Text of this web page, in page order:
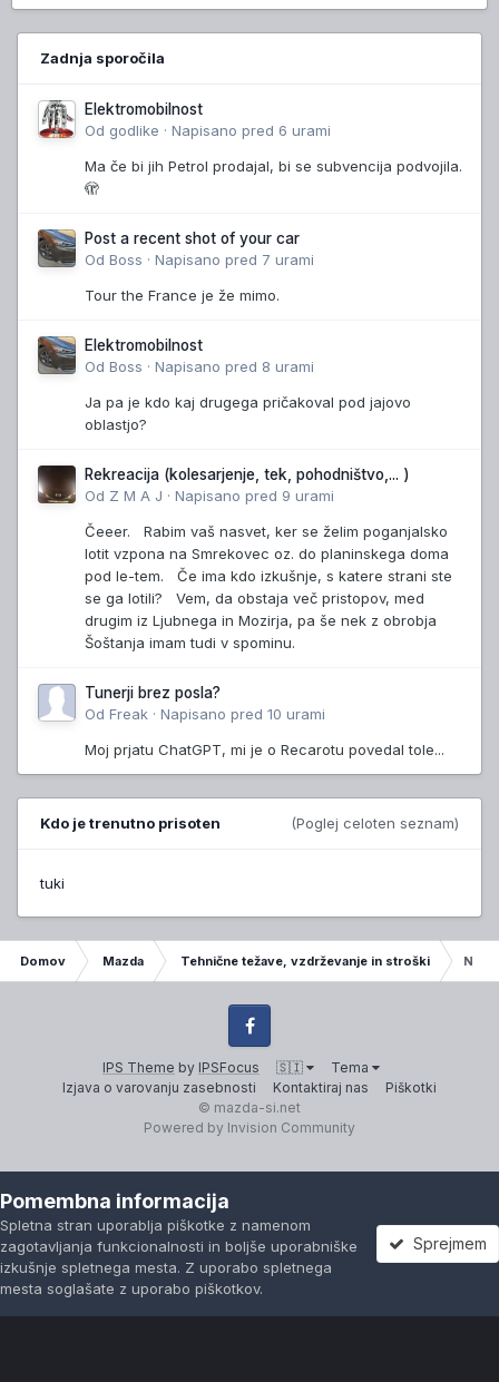
Zadnja sporočila
Elektromobilnost
Od godlike · Napisano pred 6 urami
Ma če bi jih Petrol prodajal, bi se subvencija podvojila.
🫣
Post a recent shot of your car
Od Boss · Napisano pred 7 urami
Tour the France je že mimo.
Elektromobilnost
Od Boss · Napisano pred 8 urami
Ja pa je kdo kaj drugega pričakoval pod jajovo
oblastjo?
Rekreacija (kolesarjenje, tek, pohodništvo,... )
Od Z M A J · Napisano pred 9 urami
Čeeer. Rabim vaš nasvet, ker se želim poganjalsko
lotit vzpona na Smrekovec oz. do planinskega doma
pod le-tem. Če ima kdo izkušnje, s katere strani ste
se ga lotili? Vem, da obstaja več pristopov, med
drugim iz Ljubnega in Mozirja, pa še nek z obrobja
Šoštanja imam tudi v spominu.
Tunerji brez posla?
Od Freak · Napisano pred 10 urami
Moj prjatu ChatGPT, mi je o Recarotu povedal tole...
Kdo je trenutno prisoten (Poglej celoten seznam)
tuki
Domov Mazda Tehnične težave, vzdrževanje in stroški Nivo
IPS Theme by IPSFocus 🇸🇮
Tema
Izjava o varovanju zasebnosti
Kontaktiraj nas Piškotki
Facebook
© mazda-si.net
Powered by Invision Community
Pomembna informacija
Spletna stran uporablja piškotke z namenom
zagotavljanja funkcionalnosti in boljše uporabniške
izkušnje spletnega mesta. Z uporabo spletnega
mesta soglašate z uporabo piškotkov.
Sprejmem
Forumi Neprebrano Prijavi se